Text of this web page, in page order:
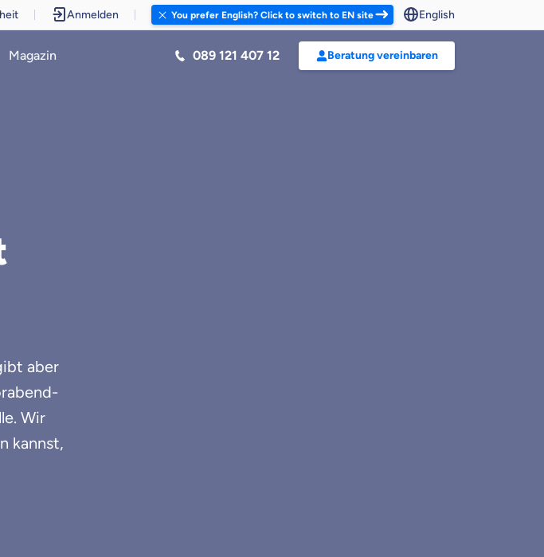
Anmelden You prefer English? Click to switch to EN site English
Magazin 089 121 407 12 Beratung vereinbaren
aber
Wir
kannst,